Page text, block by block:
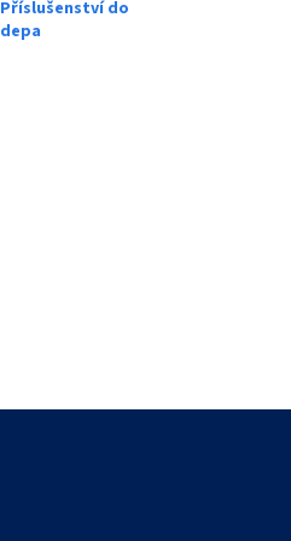
Příslušenství do
depa